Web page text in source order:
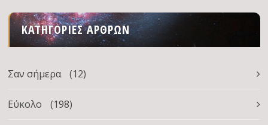
ΚΑΤΗΓΟΡΊΕΣ ΆΡΘΡΩΝ
Σαν σήμερα (12)
Εύκολο (198)